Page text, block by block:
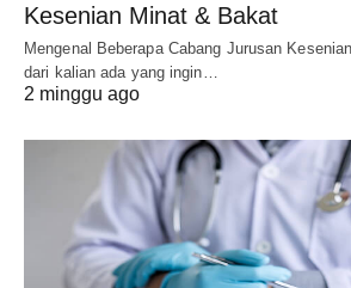
Kesenian Minat & Bakat
Mengenal Beberapa Cabang Jurusan
dari kalian ada yang ingin…
2 minggu ago